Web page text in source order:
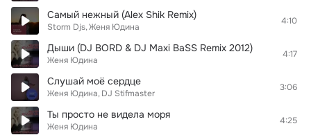
Самый нежный (Alex Shik Remix)
Storm Djs Женя Юдина
4:10
Дыши (DJ BORD & DJ Maxi BaSS Remix 2012)
Женя Юдина
4:17
Слушай моё сердце
Женя Юдина DJ Stifmaster
3:06
Ты просто не видела моря
Женя Юдина
4:25